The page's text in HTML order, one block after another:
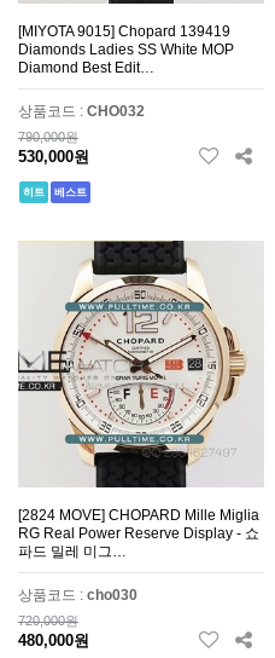
[MIYOTA 9015] Chopard 139419
Diamonds Ladies SS White MOP
Diamond Best Edit…
상품코드 : CHO032
790,000원
530,000원
히트 베스트
[2824 MOVE] CHOPARD Mille Miglia
RG Real Power Reserve Display - 쇼
파드 밀레 미그…
상품코드 : cho030
720,000원
480,000원